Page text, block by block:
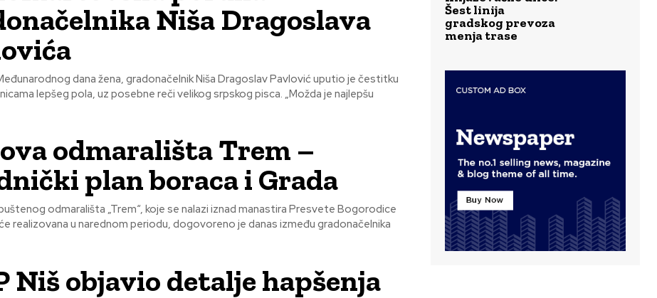
Niša Dragoslava
dana žena, gradonačelnik Niša Dragoslav Pavlović uputio je čestitku
lepšeg pola, uz posebne reči velikog srpskog pisca. „Možda je najlepšu
odmarališta Trem –
plan boraca i Grada
odmarališta „Trem“, koje se nalazi iznad manastira Presvete Bogorodice
realizovana u narednom periodu, dogovoreno je danas između gradonačelnika
Niš objavio detalje hapšenja
Šest linija
gradskog prevoza
menja trase